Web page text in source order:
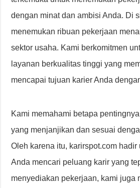
dengan minat dan ambisi Anda. Di
menemukan ribuan pekerjaan
sektor usaha. Kami berkomitmen
layanan berkualitas tinggi yang
mencapai tujuan karier Anda
Kami memahami betapa
yang menjanjikan dan sesuai
Oleh karena itu, karirspot.com hadir
Anda mencari peluang karir yang
menyediakan pekerjaan, kami juga